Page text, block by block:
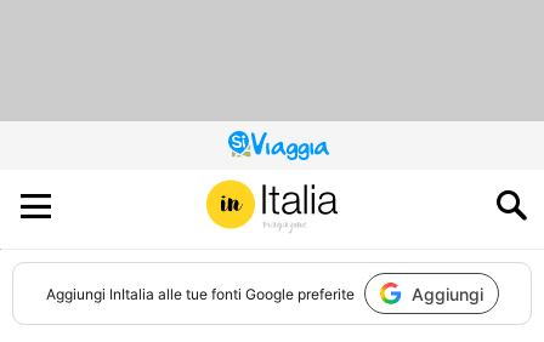
QUESTO
SITO
CONTRIBUISCE
ALL’AUDIENCE
DI
Aggiungi InItalia alle tue fonti Google preferite Aggiungi